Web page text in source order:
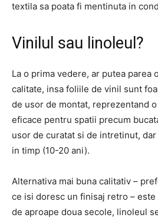
textila sa poata fi mentinuta in
Vinilul sau linoleul?
La o prima vedere, ar putea parea
calitate, insa foliile de vinil sunt
de usor de montat, reprezentand
eficace pentru spatii precum
usor de curatat si de intretinut,
in timp (10-20 ani).
Alternativa mai buna calitativ –
ce isi doresc un finisaj retro –
de aproape doua secole, linoleul